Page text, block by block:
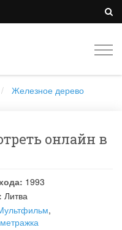
Железное дерево
онлайн в
1993
Литва
,